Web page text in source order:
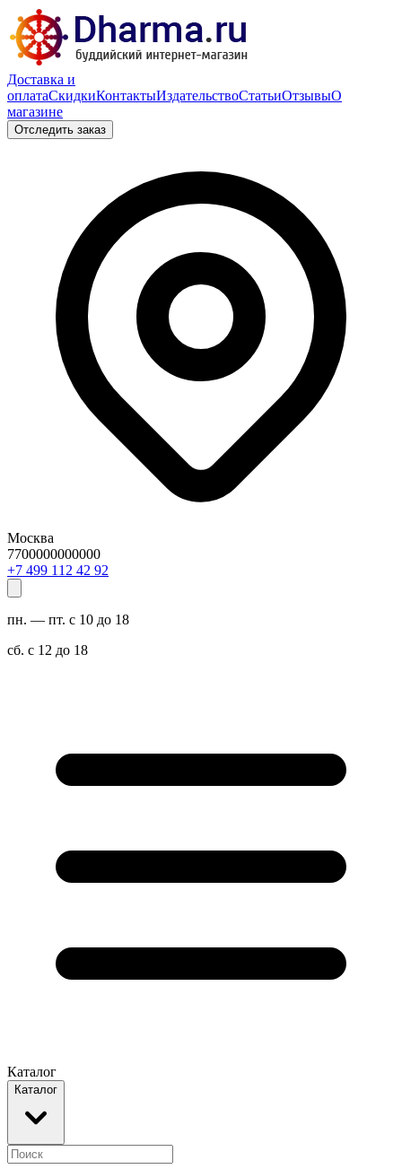
Доставка и
оплатаСкидкиКонтактыИздательствоСтатьиОтзывыО
магазине
Отследить заказ
Москва
7700000000000
29 24 211 994 7+
пн. — пт. с 10 до 18
сб. с 12 до 18
Каталог
Каталог